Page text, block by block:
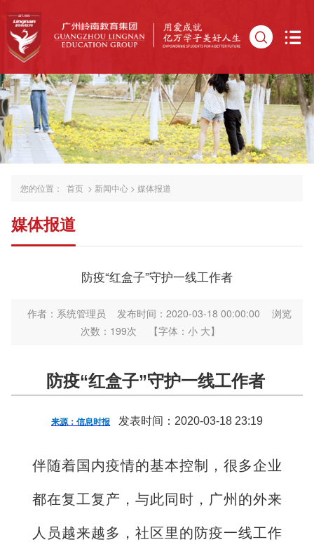
您的位置： 首页 > 新闻中心 > 媒体报道
媒体报道
防疫“红盒子”守护一线工作者
作者：系统管理员 发布时间：2020-03-18 00:00:00
浏览
次数： 199次 【字体： 小 大】
防疫“红盒子”守护一线工作者
来源：信息时报 发表时间：2020-03-18 23:19
伴随着国内疫情的基本控制，很多企业
都在复工复产，与此同时，广州的外来
人员越来越多，社区里的防疫一线工作